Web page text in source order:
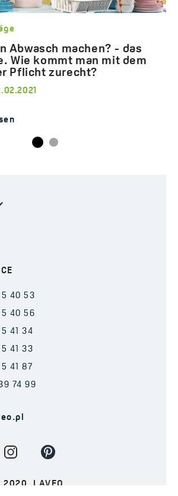
Abwasch machen? - das
Wie kommt man mit dem
Pflicht zurecht?
40 53
40 56
41 34
41 33
41 87
74 99
2020. LAVEO